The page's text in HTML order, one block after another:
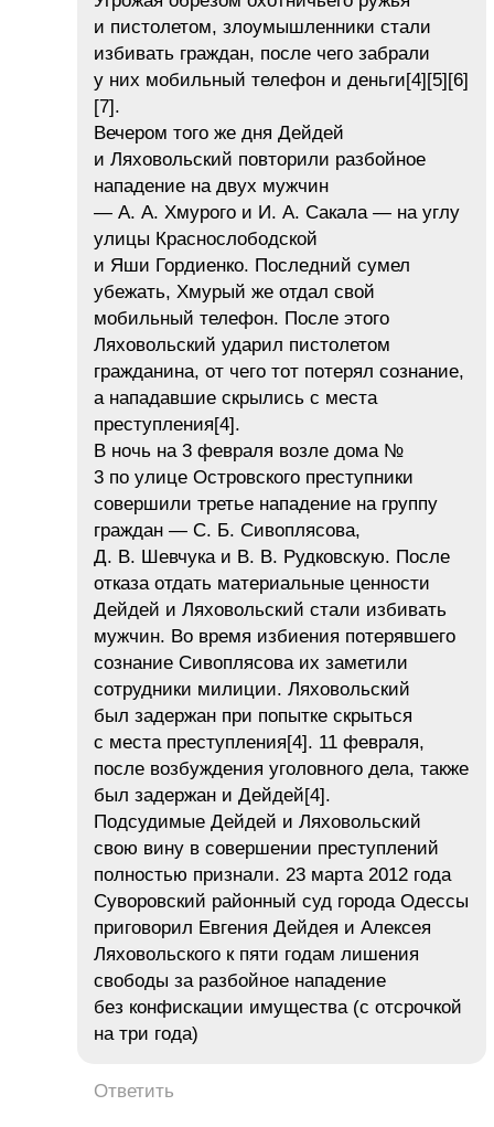
и пистолетом, злоумышленники стали
избивать граждан, после чего забрали
у них мобильный телефон и деньги[4][5][6]
[7].
Вечером того же дня Дейдей
и Ляховольский повторили разбойное
нападение на двух мужчин
— А. А. Хмурого и И. А. Сакала — на углу
улицы Краснослободской
и Яши Гордиенко. Последний сумел
убежать, Хмурый же отдал свой
мобильный телефон. После этого
Ляховольский ударил пистолетом
гражданина, от чего тот потерял сознание,
а нападавшие скрылись с места
преступления[4].
В ночь на 3 февраля возле дома №
3 по улице Островского преступники
совершили третье нападение на группу
граждан — С. Б. Сивоплясова,
Д. В. Шевчука и В. В. Рудковскую. После
отказа отдать материальные ценности
Дейдей и Ляховольский стали избивать
мужчин. Во время избиения потерявшего
сознание Сивоплясова их заметили
сотрудники милиции. Ляховольский
был задержан при попытке скрыться
с места преступления[4]. 11 февраля,
после возбуждения уголовного дела, также
был задержан и Дейдей[4].
Подсудимые Дейдей и Ляховольский
свою вину в совершении преступлений
полностью признали. 23 марта 2012 года
Суворовский районный суд города Одессы
приговорил Евгения Дейдея и Алексея
Ляховольского к пяти годам лишения
свободы за разбойное нападение
без конфискации имущества (с отсрочкой
на три года)
Ответить